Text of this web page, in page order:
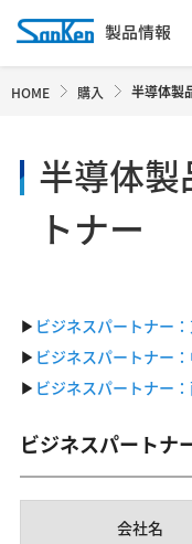
HOME 購入 半導体製
半導体
トナー
▶ ビジネスパートナー
▶ ビジネスパートナー
▶ ビジネスパートナー
ビジネスパートナ
会社名